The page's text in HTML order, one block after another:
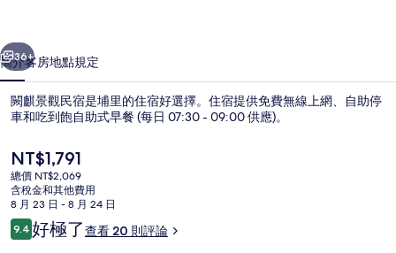
相
片
集
個 下一個
36+
簡介客房地點規定
闕麒景觀民宿是埔里的住宿好選擇。住宿提供免費無線上網、自助停
車和吃到飽自助式早餐 (每日 07:30 - 09:00 供應)。
目
前
的
價
格
是
NT$1,791
總價 NT$2,069
含稅金和其他費用
8 月 23 日 - 8 月 24 日
評
論
9.49.4 分，滿分 10 分，
好極了查看 20 則評論